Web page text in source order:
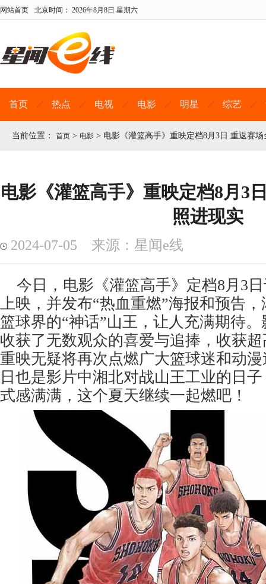
网站首页 北京时间： 2026年8月8日 星期六
首页 热点 电视 电影 明星 综艺
当前位置： 首页 > 电影 > 电影《灌篮高手》重映定档8月3日 重返赛
电影《灌篮高手》重映定档8月3
照进现实
2024-07-05 来源：星闻e线
今日，电影《灌篮高手》定档8月3
上映，并发布“热血重燃”海报和预告
篮球界的“神话”山王，让人充满期待
收获了无数观众的喜爱与追捧，收获
重映无疑将再次点燃广大篮球迷和动
日也是影片中湘北对战山王工业的日
式感满满，这个夏天继续一起燃吧！